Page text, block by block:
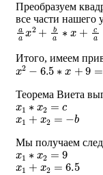
Преобразуем
все части нашего
aax2+ba∗x+ca
Итого, имеем
x2−6.5∗x+9=0
Теорема Виета
x1∗x2= c
x1 + x2 =− b
Мы получаем
x1∗x2= 9
x1 + x2 =6.5